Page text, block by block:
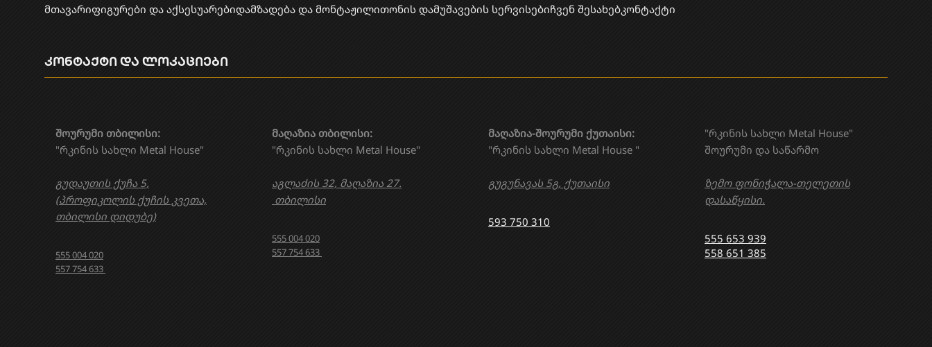
მთავარიფიგურები და აქსესუარებიდამზადება და მონტაჟი​ლითონის დამუშავების სერვისებიჩვენ შესახებკონტაქტი
"რკინის სახლი Metal House"
შოურუმი და საწარმო
ზემო ფონიჭალა-თელეთის
დასაწყისი.
555 653 939
558 651 385
მაღაზია თბილისი:
"რკინის სახლი Metal House"
აგლაძის 32, მაღაზია 27.
თბილისი
555 004 020
557 754 633
მაღაზია-შოურუმი ქუთაისი:
"რკინის სახლი Metal House "
გუგუნავას 5გ, ქუთაისი
593 750 310
შოურუმი თბილისი:
"რკინის სახლი Metal House"
გუდაუთის ქუჩა 5,
(პროფიკოლის ქუჩის კვეთა,
თბილისი დიდუბე)
555 004 020
557 754 633
კონტაქტი და ლოკაციები